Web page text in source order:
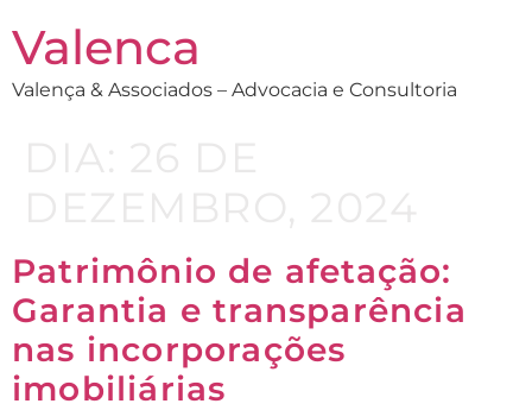
Valenca
Valença & Associados – Advocacia e Consultoria
Patrimônio de afetação:
Garantia e transparência
nas incorporações
imobiliárias